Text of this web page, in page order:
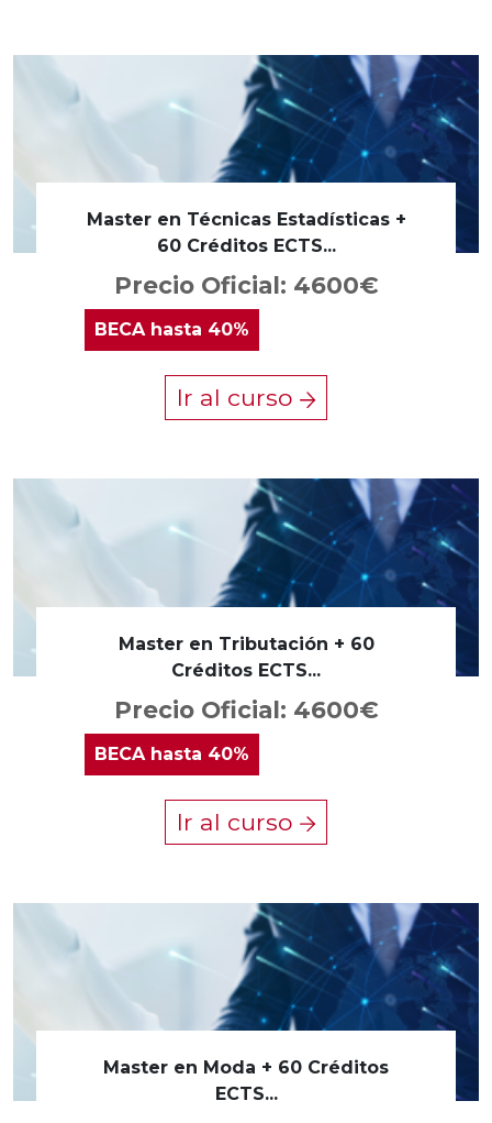
Master en Técnicas Estadísticas +
60 Créditos ECTS...
Precio Oficial: 4600€
BECAhasta 40%
Ir al curso
Master en Tributación + 60
Créditos ECTS...
Precio Oficial: 4600€
BECA hasta 40%
Ir al curso
Master en Moda + 60 Créditos
ECTS...